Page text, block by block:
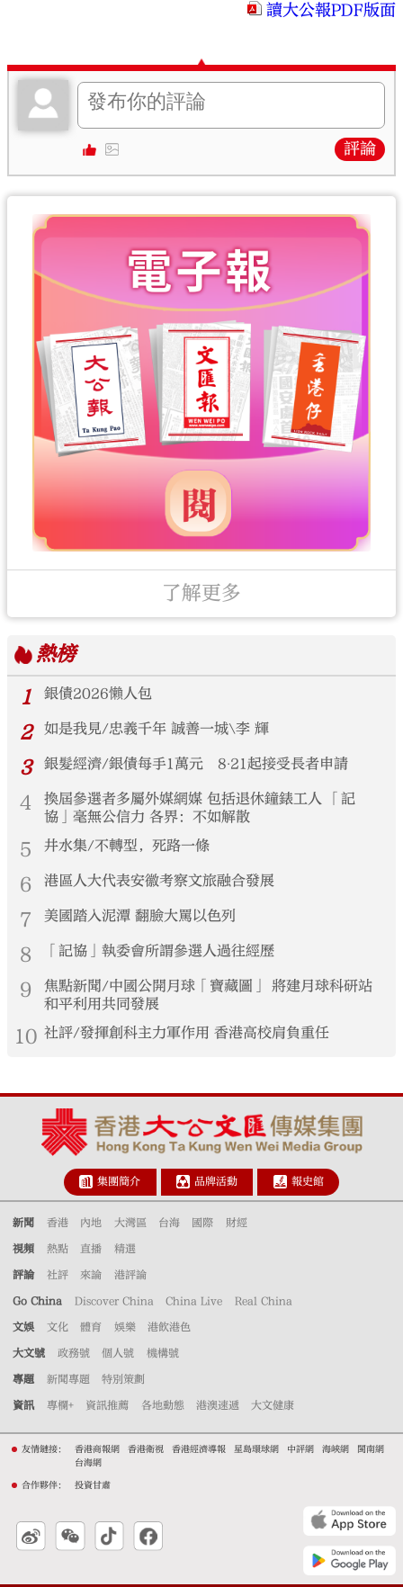
讀大公報PDF版面
評論
了解更多
熱榜
1
銀債2026懶人包
2 如是我見/忠義千年 誠善一城\李 輝
3 銀髮經濟/銀債每手1萬元 8‧21起接受長者申請
4
換屆參選者多屬外媒網媒 包括退休鐘錶工人 「記
協」毫無公信力 各界：不如解散
5 井水集/不轉型，死路一條
6 港區人大代表安徽考察文旅融合發展
7 美國踏入泥潭 翻臉大罵以色列
8 「記協」執委會所謂參選人過往經歷
9
焦點新聞/中國公開月球「寶藏圖」 將建月球科研站
和平利用共同發展
10 社評/發揮創科主力軍作用 香港高校肩負重任
集團簡介 品牌活動 報史館
新聞 香港 內地 大灣區 台海 國際 財經
視頻 熱點 直播 精選
評論 社評 來論 港評論
Go China Discover China China Live Real China
文娛 文化 體育 娛樂 港飲港色
大文號 政務號 個人號 機構號
專題 新聞專題 特別策劃
資訊 專欄+ 資訊推薦 各地動態 港澳速遞 大文健康
友情鏈接： 香港商報網 香港衛視 香港經濟導報 星島環球網 中評網 海峽網
閩南網
台海網
合作夥伴： 投資甘肅